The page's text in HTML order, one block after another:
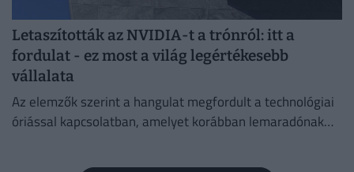
Letaszították az NVIDIA-t a trónról: itt a
fordulat - ez most a világ legértékesebb
vállalata
Az elemzők szerint a hangulat megfordult a technológiai
óriással kapcsolatban, amelyet korábban lemaradónak